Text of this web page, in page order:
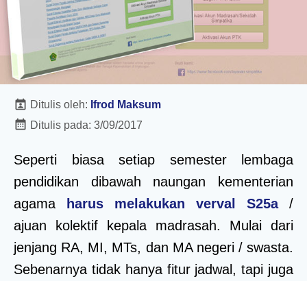
Ditulis oleh: Ifrod Maksum
Ditulis pada: 3/09/2017
Seperti biasa setiap semester lembaga
pendidikan dibawah naungan kementerian
agama
harus melakukan verval S25a/
ajuan kolektif kepala madrasah. Mulai dari
jenjang RA, MI, MTs, dan MA negeri / swasta.
Sebenarnya tidak hanya fitur jadwal, tapi juga